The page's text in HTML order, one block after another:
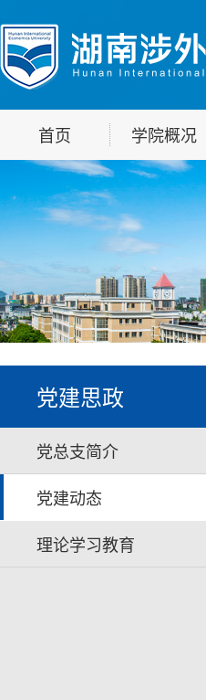
首页 学院概况
党建思政
党总支简介
党建动态
理论学习教育